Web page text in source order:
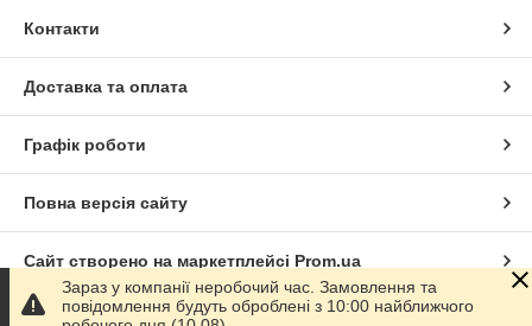
Контакти
Доставка та оплата
Графік роботи
Повна версія сайту
Сайт створено на маркетплейсі Prom.ua
Політика конфіденційності
Зараз у компанії неробочий час. Замовлення та
повідомлення будуть оброблені з 10:00 найближчого